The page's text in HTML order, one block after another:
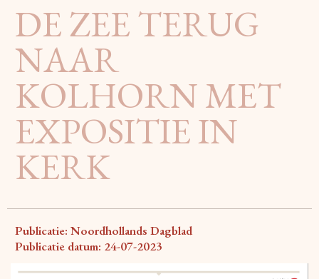
DE ZEE TERUG
NAAR
KOLHORN MET
EXPOSITIE IN
KERK
Publicatie: Noordhollands Dagblad
Publicatie datum: 24-07-2023